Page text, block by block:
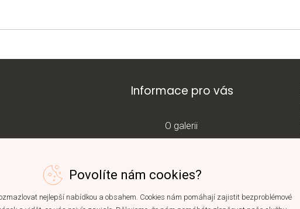
Povolíte nám cookies?
nejlepší nabídkou a obsahem. Cookies nám pomáhají zajistit bezproblémové
Informace pro vás
O galerii
Blog
Obchodní podmínky